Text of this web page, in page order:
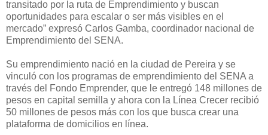
transitado por la ruta de Emprendimiento y buscan
oportunidades para escalar o ser más visibles en el
mercado” expresó Carlos Gamba, coordinador nacional de
Emprendimiento del SENA.
Su emprendimiento nació en la ciudad de Pereira y se
vinculó con los programas de emprendimiento del SENA a
través del Fondo Emprender, que le entregó 148 millones de
pesos en capital semilla y ahora con la Línea Crecer recibió
50 millones de pesos más con los que busca crear una
plataforma de domicilios en línea.